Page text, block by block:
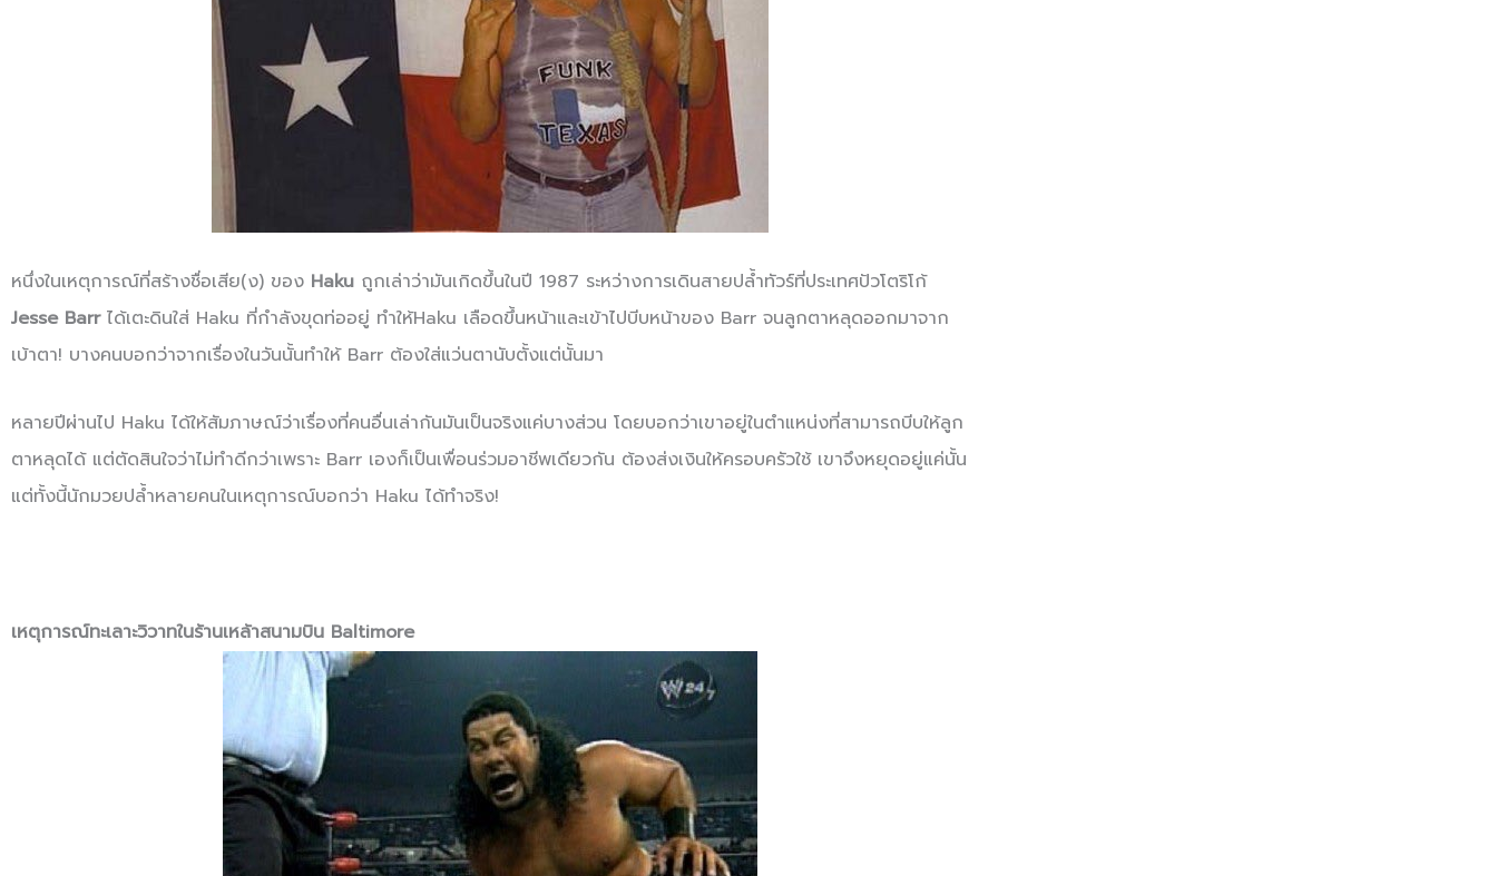
หนึ่งในเหตุการณ์ที่สร้างชื่อเสีย(ง) ของ Haku ถูกเล่าว่ามันเกิดขึ้นในปี 1987 ระหว่างการเดินสายปล้ำทัวร์ที่ประเทศปัวโตริโก้
Jesse Barrได้เตะดินใส่ Haku ที่กำลังขุดท่ออยู่ ทำให้Haku เลือดขึ้นหน้าและเข้าไปบีบหน้าของ Barr จนลูกตาหลุดออกมาจาก
เบ้าตา! บางคนบอกว่าจากเรื่องในวันนั้นทำให้ Barr ต้องใส่แว่นตานับตั้งแต่นั้นมา
หลายปีผ่านไป Haku ได้ให้สัมภาษณ์ว่าเรื่องที่คนอื่นเล่ากันมันเป็นจริงแค่บางส่วน โดยบอกว่าเขาอยู่ในตำแหน่งที่สามารถบีบให้ลูก
ตาหลุดได้ แต่ตัดสินใจว่าไม่ทำดีกว่าเพราะ Barr เองก็เป็นเพื่อนร่วมอาชีพเดียวกัน ต้องส่งเงินให้ครอบครัวใช้ เขาจึงหยุดอยู่แค่นั้น
แต่ทั้งนี้นักมวยปล้ำหลายคนในเหตุการณ์บอกว่า Haku ได้ทำจริง!
เหตุการณ์ทะเลาะวิวาทในร้านเหล้าสนามบิน Baltimore